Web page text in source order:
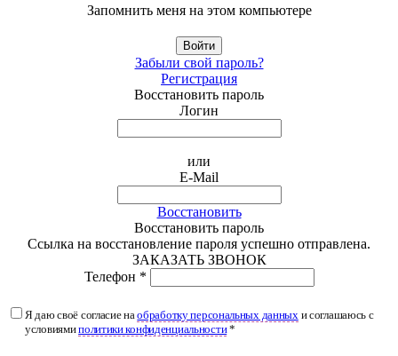
Запомнить меня на этом компьютере
Войти
Забыли свой пароль?
Регистрация
Восстановить пароль
Логин
или
E-Mail
Восстановить
Восстановить пароль
Ссылка на восстановление пароля успешно отправлена.
ЗАКАЗАТЬ ЗВОНОК
Телефон *
Я даю своё согласие наобработку персональных данных и соглашаюсь с
условиямиполитики конфиденциальности*